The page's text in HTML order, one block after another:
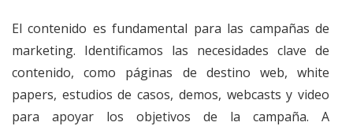
El contenido es fundamental para las campañas de
marketing. Identificamos las necesidades clave de
contenido, como páginas de destino web, white
papers, estudios de casos, demos, webcasts y video
para apoyar los objetivos de la campaña. A